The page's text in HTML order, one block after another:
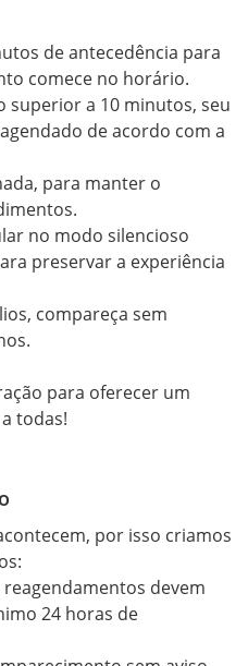
comece no horário.
de acordo com a
preservar a experiência
para oferecer um
todas!
por isso criamos
24 horas de